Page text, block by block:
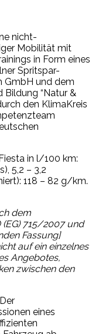
nicht-
Mobilität mit
in Form eines
Spritspar-
GmbH und dem
“Natur &
den KlimaKreis
in l/100 km:
5,2 – 3,2
118 – 82 g/km.
dem
715/2007 und
Fassung]
auf ein einzelnes
Angebotes,
zwischen den
eines